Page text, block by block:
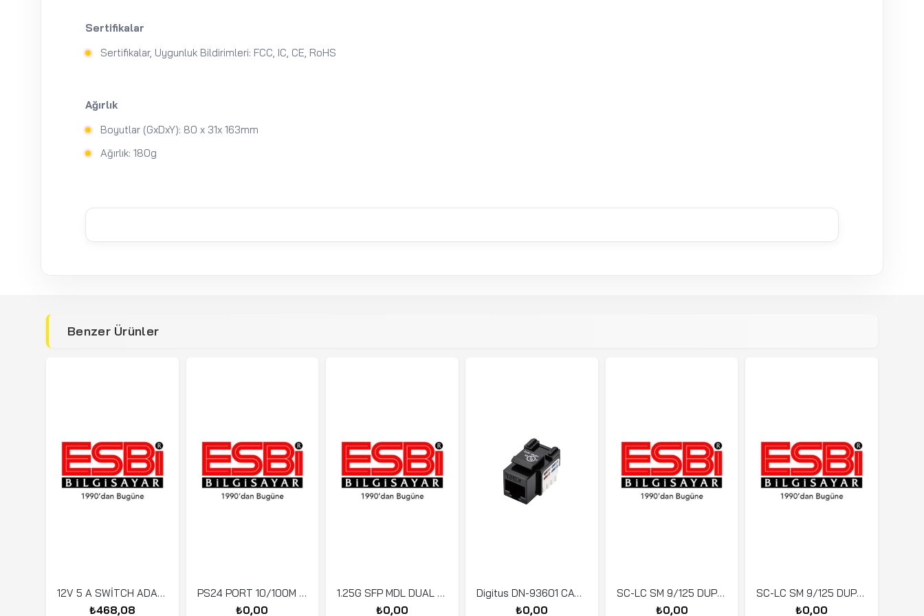
Sertifikalar
Sertifikalar, Uygunluk Bildirimleri: FCC, IC, CE, RoHS
Ağırlık
Boyutlar (GxDxY): 80 x 31x 163mm
Ağırlık: 180g
Benzer Ürünler
12V 5 A SWİTCH ADAPTÖR
₺468,08
PS24 PORT 10/100M POE SWİTCH 2 UPLİNK GİGABİT ETH
₺0,00
1.25G SFP MDL DUAL HP FIBER SM 1310NM LC20KM-GİBİK
₺0,00
Digitus DN-93601 CAT-6 Keystone Jack, Zırhsız
₺0,00
SC-LC SM 9/125 DUPLEX PATCH CORD LSZH 3 MT
₺0,00
SC-LC SM 9/125 DUPLEX PATCH CORD LSZH 1 MT
₺0,00